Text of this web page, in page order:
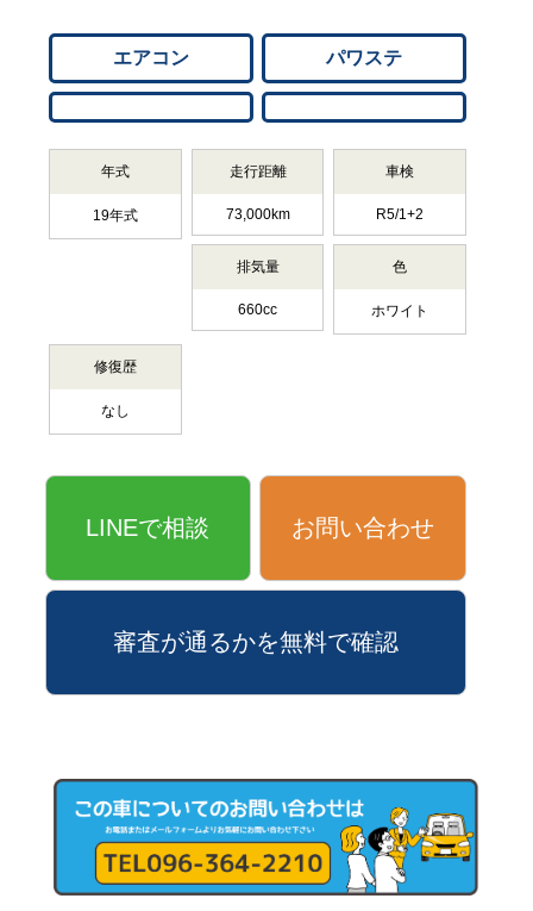
エアコン パワステ
年式
19年式
走行距離
73,000km
車検
R5/1+2
排気量
660cc
色
ホワイト
修復歴
なし
LINEで相談 お問い合わせ
審査が通るかを無料で確認